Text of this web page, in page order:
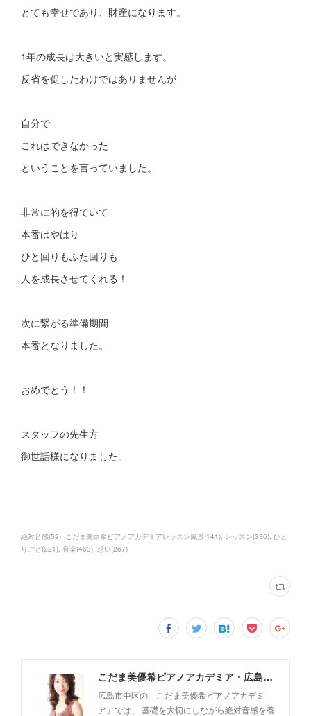
とても幸せであり、財産になります。
1年の成長は大きいと実感します。
反省を促したわけではありませんが
自分で
これはできなかった
ということを言っていました。
非常に的を得ていて
本番はやはり
ひと回りもふた回りも
人を成長させてくれる！
次に繋がる準備期間
本番となりました。
おめでとう！！
スタッフの先生方
御世話様になりました。
絶対音感(59) こだま美由希ピアノアカデミアレッスン風景(141) レッスン(336) ひと
りごと (221) 音楽(463) 想い(267)
こだま美優希ピアノアカデミア・広島市中区
広島市中区の「こだま美優希ピアノアカデミ
ア」では、 基礎を大切にしながら絶対音感を養